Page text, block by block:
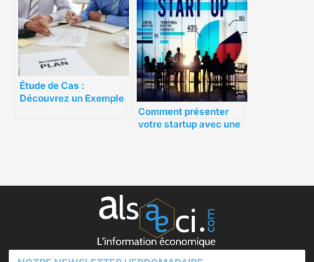
Étude de Cas :
Découvrez un Exemple
Comment présenter
votre startup avec une